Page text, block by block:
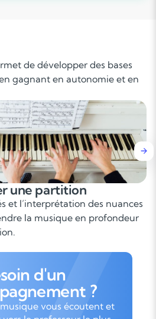
de développer des bases
gagnant en autonomie et en
une partition
et l’interprétation des nuances
la musique en profondeur
d'un
?
vous écoutent et